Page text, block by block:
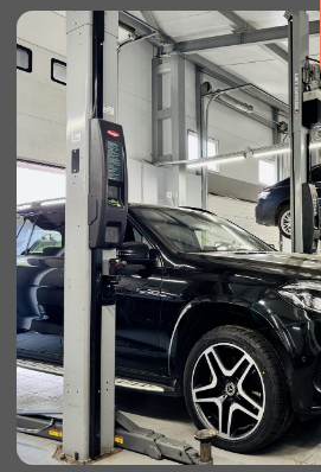
Комфортное вождение
После квалифицированного ремонта
ваш автомобиль будет готов
к безопасному и плавному движению
Согласование и ремонт
После того, как мы обследуем
ваш автомобиль, мы подтвердим, какие
работы необходимы,
и сразу же приступим к их выполнению,
чтобы вы могли снова отправиться в путь
Следите за нашей жизнью и последними
Блог
НОВОСТИ